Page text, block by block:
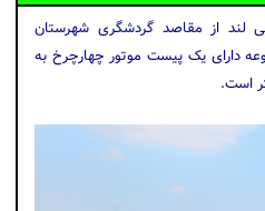
لند از مقاصد گردشگری شهرستان
دارای یک پیست موتور چهارچرخ به